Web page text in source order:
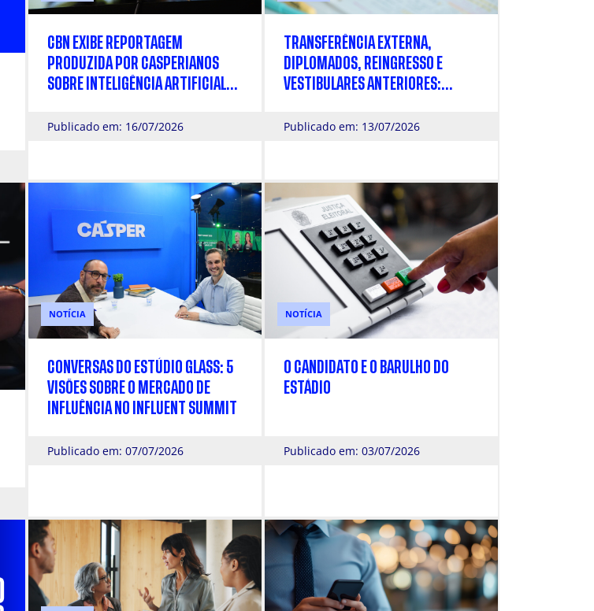
CBN EXIBE REPORTAGEM
PRODUZIDA POR CASPERIANOS
SOBRE INTELIGÊNCIA ARTIFICIAL
Publicado em: 16/07/2026
TRANSFERÊNCIA EXTERNA,
DIPLOMADOS, REINGRESSO E
VESTIBULARES ANTERIORES:
PROCESSO SELETIVO 2026 DA
Publicado em: 13/07/2026
NOTÍCIA
CONVERSAS DO ESTÚDIO GLASS: 5
VISÕES SOBRE O MERCADO DE
INFLUÊNCIA NO INFLUENT SUMMIT
Publicado em: 07/07/2026
NOTÍCIA
O CANDIDATO E O BARULHO DO
ESTÁDIO
Publicado em: 03/07/2026